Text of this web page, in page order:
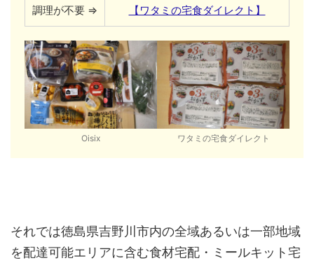
調理が不要 ⇒ 【ワタミの宅食ダイレクト】
Oisix ワタミの宅食ダイレクト
それでは徳島県吉野川市内の全域あるいは一部地域
を配達可能エリアに含む食材宅配・ミールキット宅